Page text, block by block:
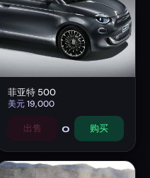
菲亚特 500
美元19,000
出售 0 购买